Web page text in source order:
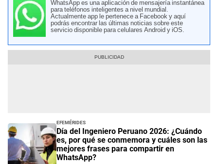
WhatsApp es una aplicación de mensajería instantánea
para teléfonos inteligentes a nivel mundial.
Actualmente app le pertenece a Facebook y aquí
podrás encontrar las últimas noticias sobre este
servicio disponible para celulares Android y iOS.
Efemérides
Día del Ingeniero Peruano 2026: ¿Cuándo
es, por qué se conmemora y cuáles son las
mejores frases para compartir en
WhatsApp?